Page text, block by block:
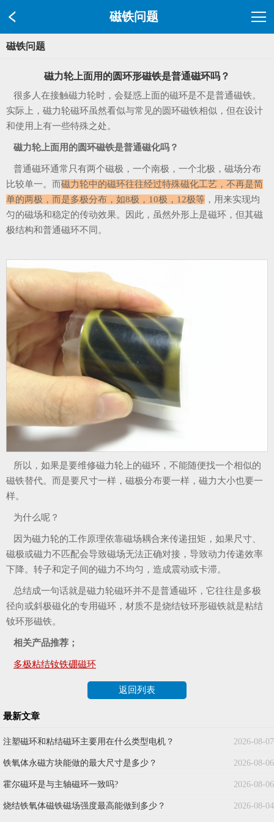
磁铁问题
磁铁问题
磁力轮上面用的圆环形磁铁是普通磁环吗？
很多人在接触磁力轮时，会疑惑上面的磁环是不是普通磁铁。
实际上，磁力轮磁环虽然看似与常见的圆环磁铁相似，但在设计
和使用上有一些特殊之处。
磁力轮上面用的圆环磁铁是普通磁化吗？
普通磁环通常只有两个磁极，一个南极，一个北极，磁场分布
比较单一。而磁力轮中的磁环往往经过特殊磁化工艺，不再是简
单的两极，而是多极分布，如8极，10极，12极等 ，用来实现均
匀的磁场和稳定的传动效果。因此，虽然外形上是磁环，但其磁
极结构和普通磁环不同。
所以，如果是要维修磁力轮上的磁环，不能随便找一个相似的
磁铁替代。而是要尺寸一样，磁极分布要一样，磁力大小也要一
样。
为什么呢？
因为磁力轮的工作原理依靠磁场耦合来传递扭矩，如果尺寸、
磁极或磁力不匹配会导致磁场无法正确对接，导致动力传递效率
下降。转子和定子间的磁力不均匀，造成震动或卡滞。
总结成一句话就是磁力轮磁环并不是普通磁环，它往往是多极
径向或斜极磁化的专用磁环，材质不是烧结钕环形磁铁就是粘结
钕环形磁铁。
相关产品推荐；
多极粘结钕铁硼磁环
返回列表
最新文章
2026-08-07
注塑磁环和粘结磁环主要用在什么类型电机？
2026-08-06
铁氧体永磁方块能做的最大尺寸是多少？
2026-08-06
霍尔磁环是与主轴磁环一致吗?
2026-08-04
烧结铁氧体磁铁磁场强度最高能做到多少？